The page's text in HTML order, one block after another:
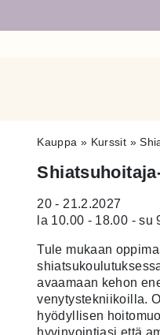
Kauppa » Kurssit »
20 - 21.2.2027
la 10.00 - 18.00 - su
Tule mukaan
avaamaan kehon
venytystekniikoilla.
hyödyllisen
hyvinvointiasi että